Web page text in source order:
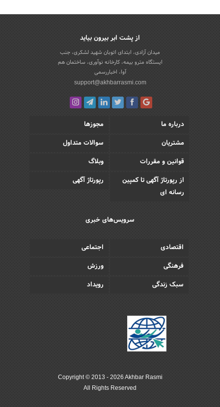
از پشت ابر بیرون بیاید
میدان آزادی، ابتدای اتوبان شهید لشکری، جنب
ایستگاه مترو بیمه، کارخانه نوآوری، ساختمان هم
آوا، اخباررسمی
support@akhbarrasmi.com
درباره ما
مجوزها
مشتریان
سوالات متداول
قوانین و مقررات
وبلاگ
از رپورتاژ آگهی تا کمپین
رسانه ای
رپورتاژ آگهی
سرویس‌های خبری
اقتصادی
اجتماعی
فرهنگی
ورزش
سبک زندگی
رویداد
Copyright © 2013 - 2026 Akhbar Rasmi
All Rights Reserved